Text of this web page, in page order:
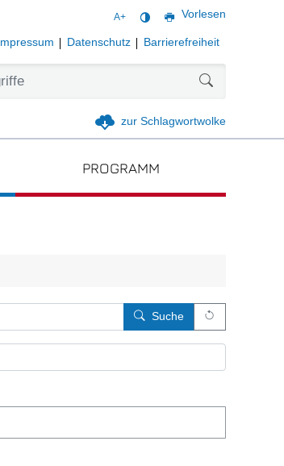
A+ Vorlesen
Impressum Datenschutz Barrierefreiheit
zur Schlagwortwolke
PROGRAMM
Suche